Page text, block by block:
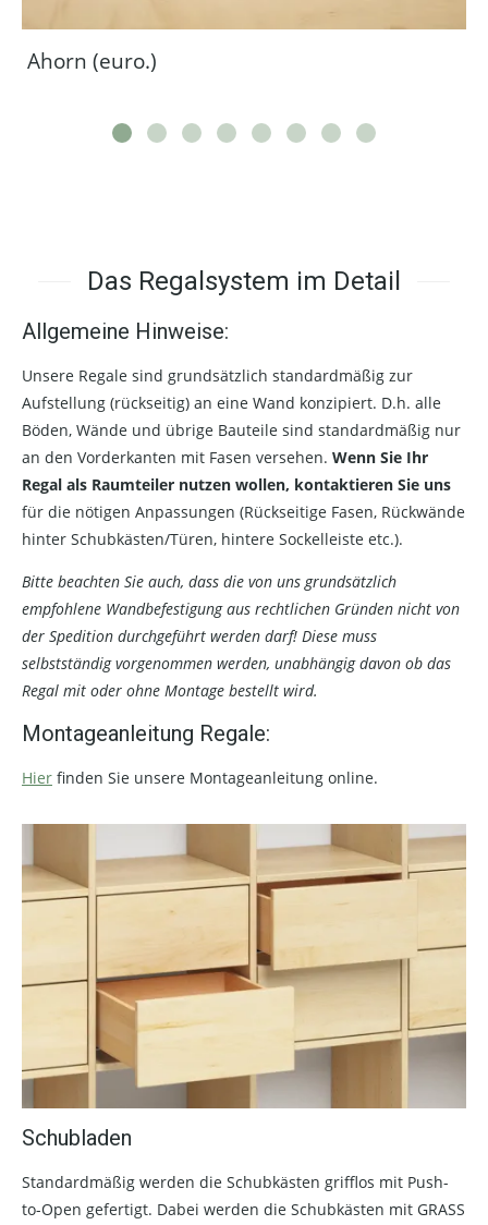
Ahorn (euro.)
Das Regalsystem im Detail
Allgemeine Hinweise:
Unsere Regale sind grundsätzlich standardmäßig zur
Aufstellung (rückseitig) an eine Wand konzipiert. D.h. alle
Böden, Wände und übrige Bauteile sind standardmäßig nur
an den Vorderkanten mit Fasen versehen. Wenn Sie Ihr
Regal als Raumteiler nutzen wollen, kontaktieren Sie uns
für die nötigen Anpassungen (Rückseitige Fasen, Rückwände
hinter Schubkästen/Türen, hintere Sockelleiste etc.).
Bitte beachten Sie auch, dass die von uns grundsätzlich
empfohlene Wandbefestigung aus rechtlichen Gründen nicht von
der Spedition durchgeführt werden darf! Diese muss
selbstständig vorgenommen werden, unabhängig davon ob das
Regal mit oder ohne Montage bestellt wird.
Montageanleitung Regale:
Hier finden Sie unsere Montageanleitung online.
Schubladen
Standardmäßig werden die Schubkästen grifflos mit Push-
to-Open gefertigt. Dabei werden die Schubkästen mit GRASS